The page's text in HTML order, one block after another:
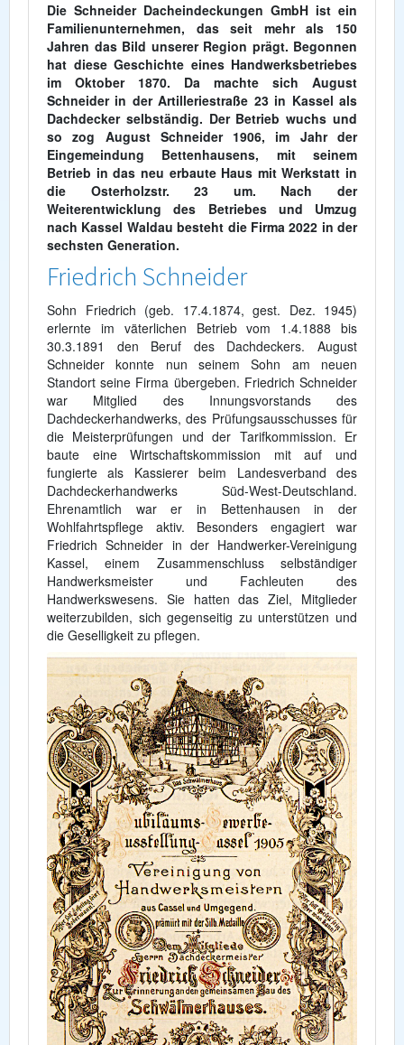
Die Schneider Dacheindeckungen GmbH ist ein
Familienunternehmen, das seit mehr als 150
Jahren das Bild unserer Region prägt. Begonnen
hat diese Geschichte eines Handwerksbetriebes
im Oktober 1870. Da machte sich August
Schneider in der Artilleriestraße 23 in Kassel als
Dachdecker selbständig. Der Betrieb wuchs und
so zog August Schneider 1906, im Jahr der
Eingemeindung Bettenhausens, mit seinem
Betrieb in das neu erbaute Haus mit Werkstatt in
die Osterholzstr. 23 um. Nach der
Weiterentwicklung des Betriebes und Umzug
nach Kassel Waldau besteht die Firma 2022 in der
sechsten Generation.
Friedrich Schneider
Sohn Friedrich (geb. 17.4.1874, gest. Dez. 1945)
erlernte im väterlichen Betrieb vom 1.4.1888 bis
30.3.1891 den Beruf des Dachdeckers. August
Schneider konnte nun seinem Sohn am neuen
Standort seine Firma übergeben. Friedrich Schneider
war Mitglied des Innungsvorstands des
Dachdeckerhandwerks, des Prüfungsausschusses für
die Meisterprüfungen und der Tarifkommission. Er
baute eine Wirtschaftskommission mit auf und
fungierte als Kassierer beim Landesverband des
Dachdeckerhandwerks Süd-West-Deutschland.
Ehrenamtlich war er in Bettenhausen in der
Wohlfahrtspflege aktiv. Besonders engagiert war
Friedrich Schneider in der Handwerker-Vereinigung
Kassel, einem Zusammenschluss selbständiger
Handwerksmeister und Fachleuten des
Handwerkswesens. Sie hatten das Ziel, Mitglieder
weiterzubilden, sich gegenseitig zu unterstützen und
die Geselligkeit zu pflegen.